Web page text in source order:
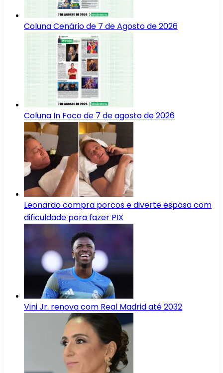
Coluna Cenário de 7 de Agosto de 2026
Coluna In Foco de 7 de agosto de 2026
Leonardo compra porcos e diverte esposa com
dificuldade para fazer PIX
Vini Jr. renova com Real Madrid até 2032